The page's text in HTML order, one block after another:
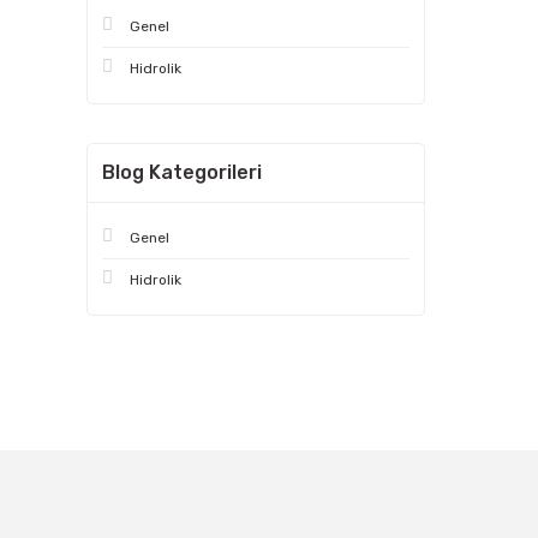
Genel
Hidrolik
Blog Kategorileri
Genel
Hidrolik